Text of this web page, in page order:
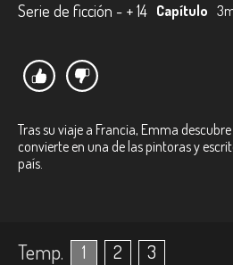
Serie de ficción - + 14 Capítulo
Tras su viaje a Francia, Emma
convierte en una de las pintoras y
país.
Temp. 1 2 3